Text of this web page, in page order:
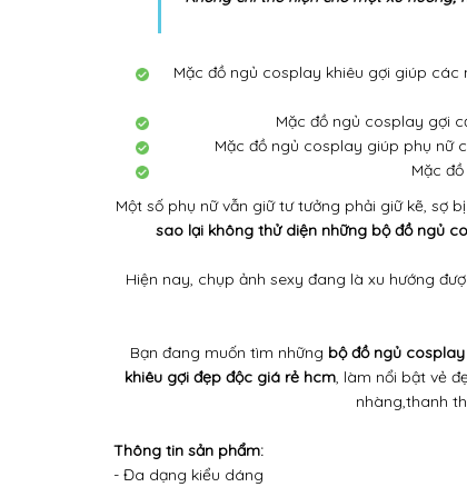
Một số phụ nữ vẫn giữ tư tưởng phải giữ kẽ,
sao lại không thử diện những bộ đồ ngủ
Hiện nay, chụp ảnh sexy đang là xu hướng
Bạn đang muốn tìm những bộ đồ ngủ cosplay
nhàng,thanh
- Đa dạng kiểu dáng
- Làm toát lên được nét quyến rũ vô cùng sexy